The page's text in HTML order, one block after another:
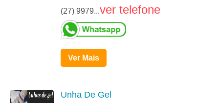
(27) 9979...ver telefone
Ver Mais
Unha De Gel